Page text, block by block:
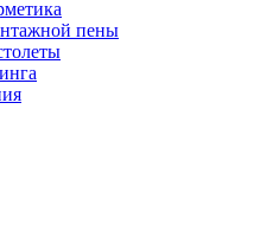
пены